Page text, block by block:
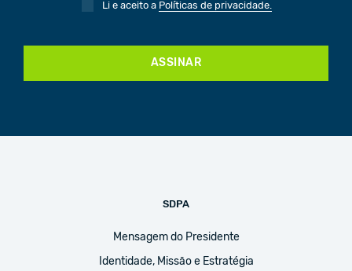
Li e aceito a Políticas de privacidade.
ASSINAR
SDPA
Mensagem do Presidente
Identidade, Missão e Estratégia